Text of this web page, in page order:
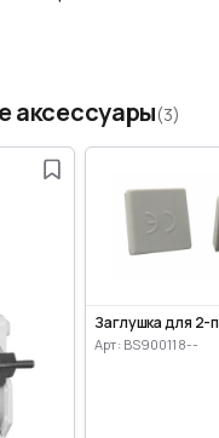
аксессуары(3)
Заглушка для 2-
Арт: BS900118--